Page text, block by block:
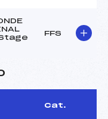
FFS
Cat.